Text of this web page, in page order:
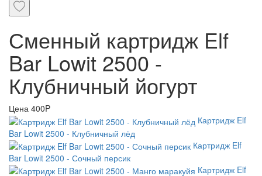
Сменный картридж Elf
Bar Lowit 2500 -
Клубничный йогурт
Цена 400P
Картридж Elf
Bar Lowit 2500 - Клубничный лёд
Картридж Elf
Bar Lowit 2500 - Сочный персик
Картридж Elf